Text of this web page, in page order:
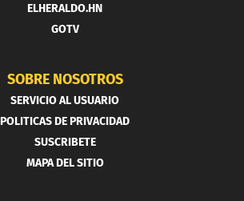
ELHERALDO.HN
GOTV
SOBRE NOSOTROS
SERVICIO AL USUARIO
POLITICAS DE PRIVACIDAD
SUSCRIBETE
MAPA DEL SITIO